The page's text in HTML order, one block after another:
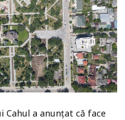
Cahul a anunțat că face